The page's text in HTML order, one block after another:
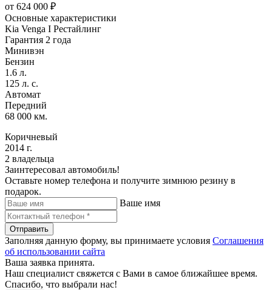
от 624 000 ₽
Основные характеристики
Kia Venga I Рестайлинг
Гарантия 2 года
Минивэн
Бензин
1.6 л.
125 л. с.
Автомат
Передний
68 000 км.
Коричневый
2014 г.
2 владельца
Заинтересовал автомобиль!
Оставьте номер телефона и получите зимнюю резину в
подарок.
Ваше имя
Отправить
Заполняя данную форму, вы принимаете условия Соглашения
об использовании сайта
Ваша заявка принята.
Наш специалист свяжется с Вами в самое ближайшее время.
Спасибо, что выбрали нас!